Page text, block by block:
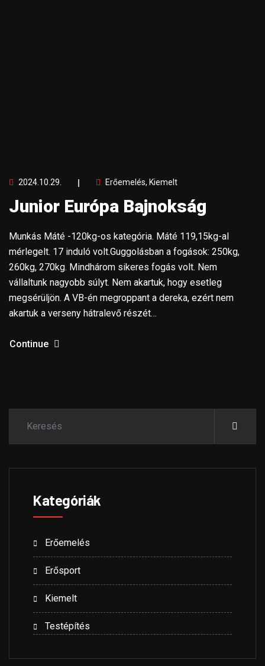
2024.10.29. Erőemelés, Kiemelt
Junior Európa Bajnokság
Munkás Máté -120kg-os kategória. Máté 119,15kg-al
mérlegelt. 17 induló volt.Guggolásban a fogások: 250kg,
260kg, 270kg. Mindhárom sikeres fogás volt. Nem
vállaltunk nagyobb súlyt. Nem akartuk, hogy esetleg
megsérüljön. A VB-én megroppant a dereka, ezért nem
akartuk a verseny hátralevő részét…
Continue
Kategóriák
Erőemelés
Erősport
Kiemelt
Testépítés